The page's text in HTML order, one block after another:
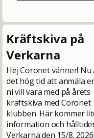
Kräftskiva på
Verkarna
Hej Coronet vänner! Nu
det hög tid att anmäla
ni vill vara med på årets
kräftskiva med Coronet
klubben. Här kommer
information och
Verkarna den 15/8.